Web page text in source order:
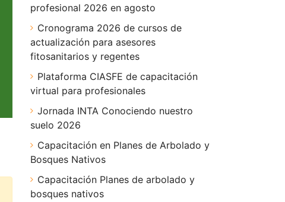
profesional 2026 en agosto
Cronograma 2026 de cursos de
actualización para asesores
fitosanitarios y regentes
Plataforma CIASFE de capacitación
virtual para profesionales
Jornada INTA Conociendo nuestro
suelo 2026
Capacitación en Planes de Arbolado y
Bosques Nativos
Capacitación Planes de arbolado y
bosques nativos